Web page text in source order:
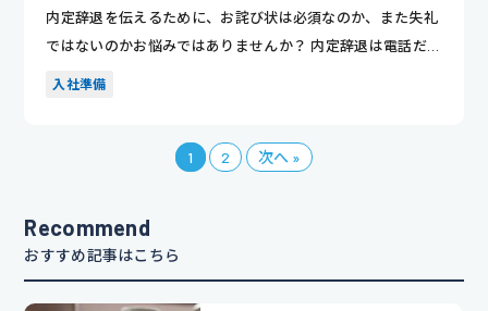
内定辞退を伝えるために、お詫び状は必須なのか、また失礼
ではないのかお悩みではありませんか？ 内定辞退は電話だけ
も問題あり...
入社準備
1 2 次へ »
Recommend
おすすめ記事はこちら